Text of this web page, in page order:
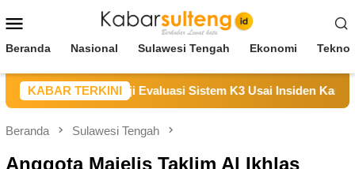
ke
Mobile
Beranda Nasional Sulawesi Tengah Ekonomi
KABAR TERKINI
Duka, Janji Evaluasi Sistem K3 Usai Insiden Karyawan
Beranda Sulawesi Tengah
Anggota Majelis Taklim Al Ikhlas